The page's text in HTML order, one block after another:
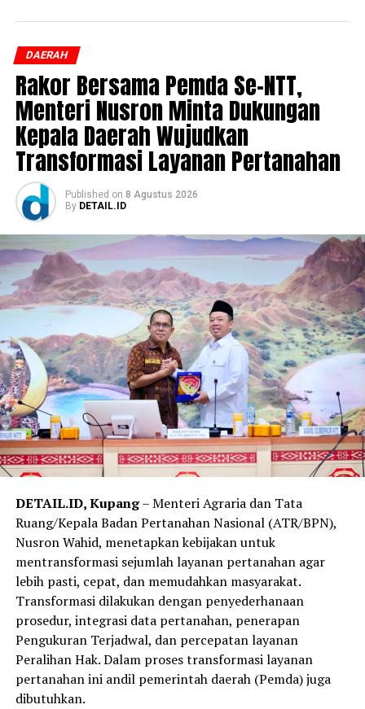
DAERAH
Rakor Bersama Pemda Se-NTT,
Menteri Nusron Minta Dukungan
Kepala Daerah Wujudkan
Transformasi Layanan Pertanahan
Published on 8 Agustus 2026
By DETAIL.ID
DETAIL.ID, Kupang– Menteri Agraria dan Tata
Ruang/Kepala Badan Pertanahan Nasional (ATR/BPN),
Nusron Wahid, menetapkan kebijakan untuk
mentransformasi sejumlah layanan pertanahan agar
lebih pasti, cepat, dan memudahkan masyarakat.
Transformasi dilakukan dengan penyederhanaan
prosedur, integrasi data pertanahan, penerapan
Pengukuran Terjadwal, dan percepatan layanan
Peralihan Hak. Dalam proses transformasi layanan
pertanahan ini andil pemerintah daerah (Pemda) juga
dibutuhkan.